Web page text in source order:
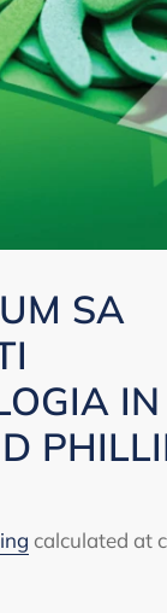
SA
calculated at